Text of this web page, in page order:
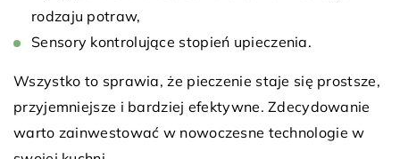
rodzaju potraw,
Sensory kontrolujące stopień upieczenia.
Wszystko to sprawia, że pieczenie staje się prostsze,
przyjemniejsze i bardziej efektywne. Zdecydowanie
warto zainwestować w nowoczesne technologie w